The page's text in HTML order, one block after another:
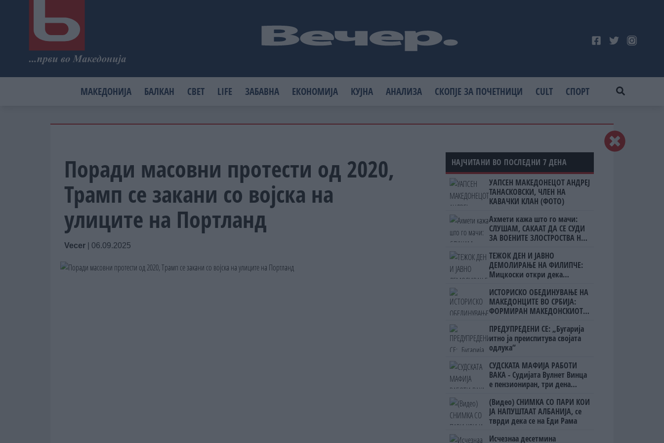
МАКЕДОНИЈА БАЛКАН СВЕТ LIFE ЗАБАВНА ЕКОНОМИЈА КУЈНА АНАЛИЗА СКОПЈЕ ЗА ПОЧЕТНИЦИ CULT СПОРТ
Поради масовни протести од 2020,
Трамп се закани со војска на
улиците на Портланд
Vecer 06.09.2025
НАЈЧИТАНИ ВО ПОСЛЕДНИ 7 ДЕНА
УАПСЕН МАКЕДОНЕЦОТ АНДРЕЈ
ТАНАСКОВСКИ, ЧЛЕН НА
КАВАЧКИ КЛАН (ФОТО)
Ахмети кажа што го мачи:
СЛУШАМ, САКААТ ДА СЕ СУДИ
ЗА ВОЕНИТЕ ЗЛОСТРОСТВА НА
ТЕЖОК ДЕН И ЈАВНО
ДЕМОЛИРАЊЕ НА ФИЛИПЧЕ:
Мицкоски откри дека
ништо, освен за кеш
ИСТОРИСКО ОБЕДИНУВАЊЕ НА
МАКЕДОНЦИТЕ ВО СРБИЈА:
ФОРМИРАН МАКЕДОНСКИОТ
ПРЕДУПРЕДЕНИ СЕ: „Бугарија
итно ја преиспитува својата
одлука“
СУДСКАТА МАФИЈА РАБОТИ
ВАКА - Судијата Вулнет Винца
е пензиониран, три дена
на бизнисменот Марковски
(Видео) СНИМКА СО ПАРИ КОИ
ЈА НАПУШТААТ АЛБАНИЈА, се
тврди дека се на Еди Рама
Исчезнаа десетмина